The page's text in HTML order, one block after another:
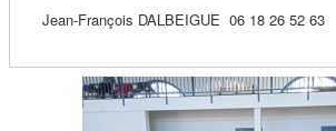
Jean-François DALBEIGUE 06 18 26 52 63